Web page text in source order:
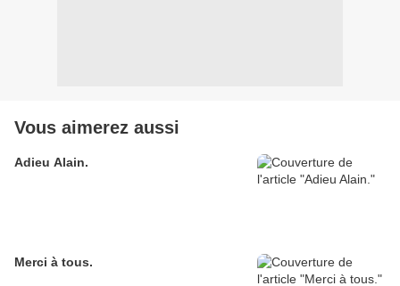
Vous aimerez aussi
Adieu Alain.
Merci à tous.